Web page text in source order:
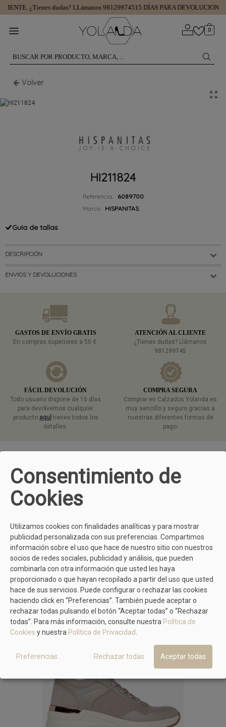
¿Tienes dudas? LLámanos 98129974515 DÍAS PARA DEVOLUCIONES.
0
Volver
HI211824
Referencia:
6089700
Marca
HISPANITAS
Guía de tallas
DESCRIPCIÓN
ENVIOS Y DEVOLUCIONES
GASTOS DE ENVÍO GRATIS
En compras superiores a 50 €.
ATENCIÓN AL CLIENTE
¿Tienes dudas? Llámanos
981299745
FÁCIL DEVOLUCIÓN
Todo usuario dispone de 15 días
para devolvernos cualquier
producto aquí tienes todos los
detalles.
COMPRA SEGURA
Comprar en Calzados Yolanda es
muy sencillo y seguro gracias a
nuestras diferentes formas de
pago.
TAMBIÉN TE PUEDE GUSTAR
No hay artículos
MÁS MODELOS DE HISPANITAS
No hay artículos
MÁS PRODUCTOS EN EL MISMO COLOR
Consentimiento de
Cookies
Utilizamos cookies con finalidades analíticas y para mostrar
publicidad personalizada con sus preferencias. Compartimos
información sobre el uso que hace de nuestro sitio con nuestros
socios de redes sociales, publicidad y análisis, que pueden
combinarla con otra información que usted les haya
proporcionado o que hayan recopilado a partir del uso que usted
hace de sus servicios. Puede configurar o rechazar las cookies
haciendo click en “Preferencias”. También puede aceptar o
rechazar todas pulsando el botón “Aceptar todas” o “Rechazar
todas”. Para más información, consulte nuestra Política de
Cookies y nuestra Política de Privacidad.
Preferencias Rechazar todas Aceptar todas